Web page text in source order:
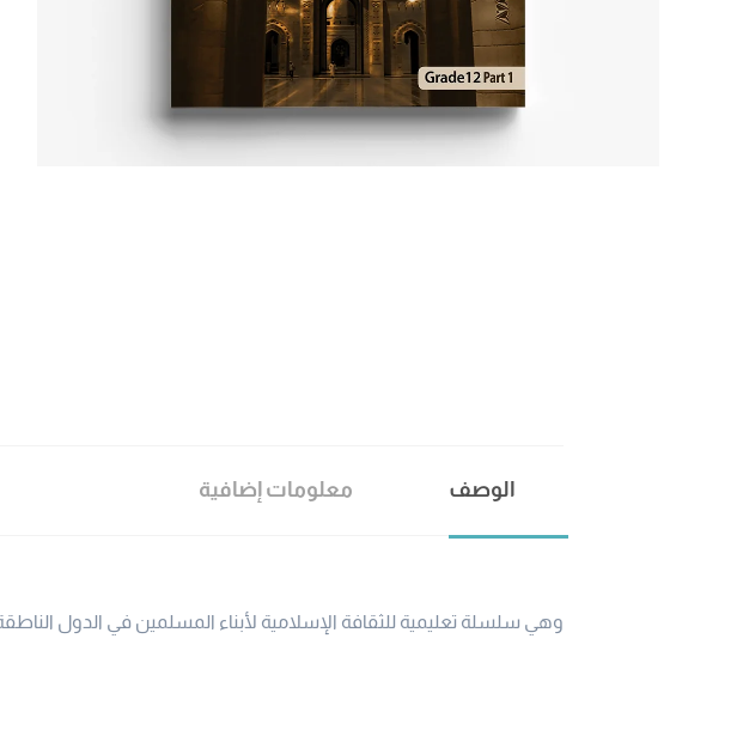
الوصف معلومات إضافية
وهي سلسلة تعليمية للثقافة الإسلامية لأبناء المسلمين في الدول الناطقة